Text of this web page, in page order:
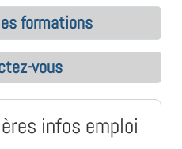
formations
vous
infos emploi